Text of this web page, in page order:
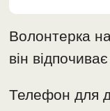
Волонтерка
він
Телефон для